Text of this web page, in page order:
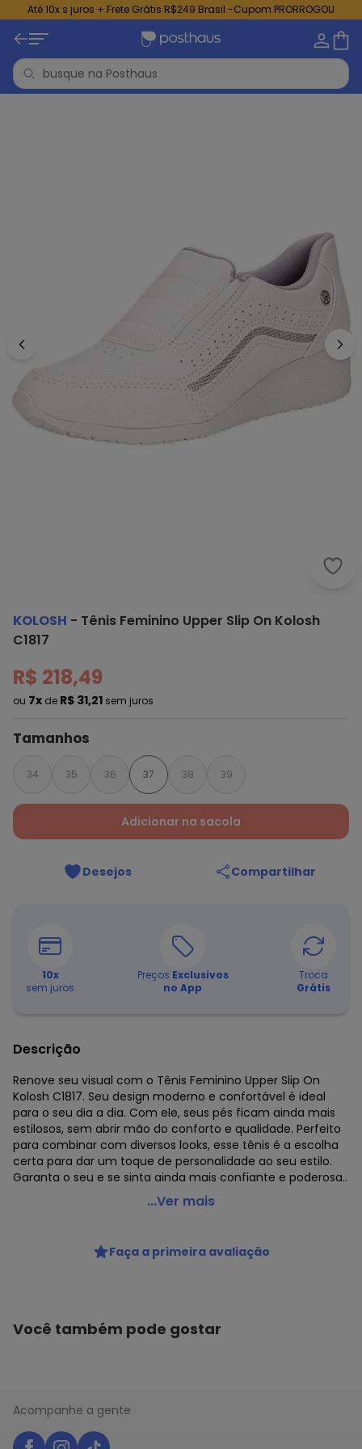
Até 10x s juros + Frete Grátis R$249 Brasil -Cupom PRORROGOU
KOLOSH - Tênis Feminino Upper Slip On Kolosh
C1817
R$ 218,49
ou 7x de R$ 31,21 sem juros
Tamanhos
34 35 36 37 38 39
Adicionar na sacola
Desejos Compartilhar
10x
sem juros
Preços Exclusivos
no App
Troca
Grátis
Descrição
Renove seu visual com o Tênis Feminino Upper Slip On
Kolosh C1817. Seu design moderno e confortável é ideal
para o seu dia a dia. Com ele, seus pés ficam ainda mais
estilosos, sem abrir mão do conforto e qualidade. Perfeito
para combinar com diversos looks, esse tênis é a escolha
certa para dar um toque de personalidade ao seu estilo.
Garanta o seu e se sinta ainda mais confiante e poderosa..
Kolosh - Tênis Feminino Upper Slip On Kolosh C1817 -
Código do produto: 24182330
MODELO : 0641817
MATERIAL DA SOLA : EVA
MATERIAL INTERNO : Têxtil
GÊNERO : Female
MATERIAL DO SAPATO : Mesh
...Ver mais
Faça a primeira avaliação
Você também pode gostar
Acompanhe a gente